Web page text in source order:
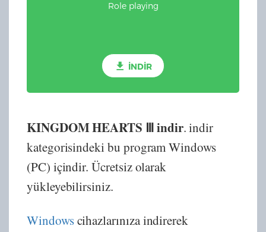
Role playing
İNDİR
KINGDOM HEARTS Ⅲ indir. indir
kategorisindeki bu program Windows
(PC) içindir. Ücretsiz olarak
yükleyebilirsiniz.
Windowscihazlarınıza indirerek